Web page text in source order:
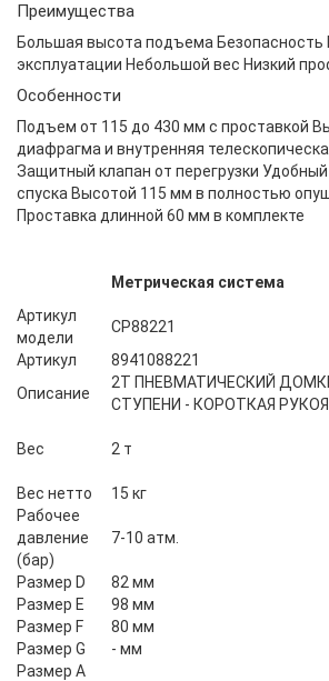
Преимущества
Большая высота подъема Безопасность
эксплуатации Небольшой вес Низкий
Особенности
Подъем от 115 до 430 мм с проставкой
диафрагма и внутренняя
Защитный клапан от перегрузки
спуска Высотой 115 мм в полностью
Проставка длинной 60 мм в комплекте
Метрическая система
Артикул
модели
CP88221
Артикул
8941088221
Описание
2T ПНЕВМАТИЧЕСКИЙ
СТУПЕНИ - КОРОТКАЯ
Вес 2 т
Вес нетто
15 кг
Рабочее
давление
(бар)
7-10 атм.
Размер D
82 мм
Размер E
98 мм
Размер F
80 мм
Размер G
- мм
Размер А